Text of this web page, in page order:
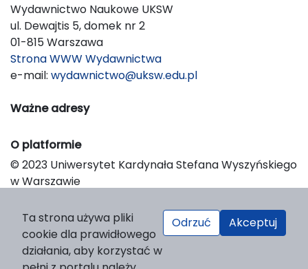
Wydawnictwo Naukowe UKSW
ul. Dewajtis 5, domek nr 2
01-815 Warszawa
Strona WWW Wydawnictwa
e-mail: wydawnictwo@uksw.edu.pl
Ważne adresy
O platformie
© 2023 Uniwersytet Kardynała Stefana Wyszyńskiego
w Warszawie
Platform & Workflow by OJS/PKP
Ta strona używa pliki
cookie dla prawidłowego
działania, aby korzystać w
Odrzuć Akceptuj